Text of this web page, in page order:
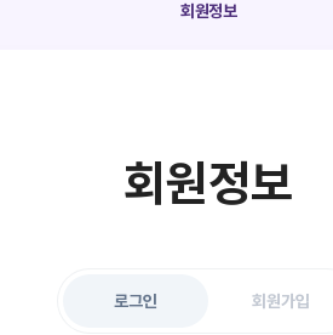
회원정보
회원정보
로그인 회원가입